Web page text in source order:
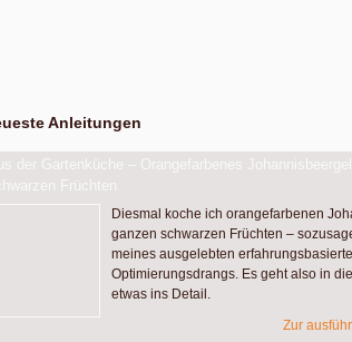
Anleitungen
der Gartenküche – Orangefarbenes
Früchten
Diesmal koche ich orangefarbenen
ganzen schwarzen Früchten –
meines ausgelebten
Optimierungsdrangs. Es geht also in
etwas ins Detail.
Zur